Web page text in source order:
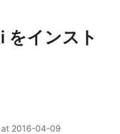
をインスト
at 2016-04-09